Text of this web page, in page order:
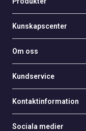
Kunskapscenter
Om oss
Kundservice
Kontaktinformation
Sociala medier